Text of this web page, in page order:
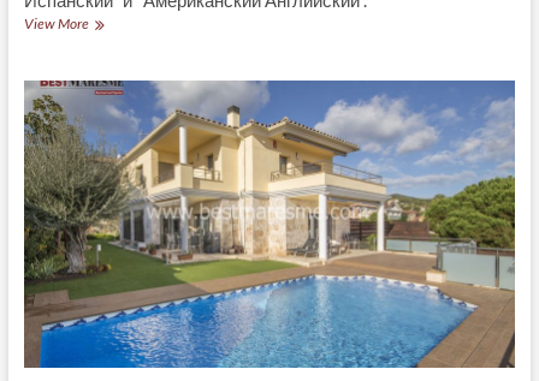
View More(Español)
la
venta
con
vistas
en
el
Maresme